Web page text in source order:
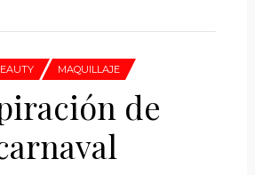
MAQUILLAJE
de